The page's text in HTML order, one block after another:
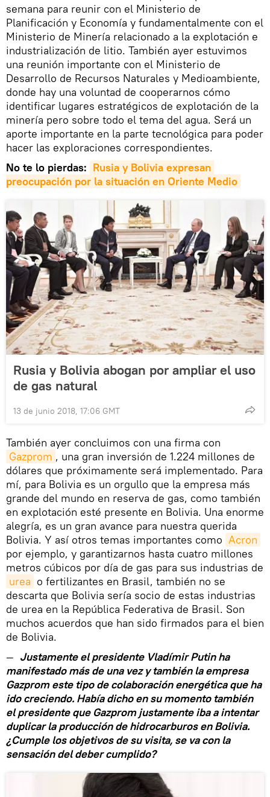
semana para reunir con el Ministerio de
Planificación y Economía y fundamentalmente con el
Ministerio de Minería relacionado a la explotación e
industrialización de litio. También ayer estuvimos
una reunión importante con el Ministerio de
Desarrollo de Recursos Naturales y Medioambiente,
donde hay una voluntad de cooperarnos cómo
identificar lugares estratégicos de explotación de la
minería pero sobre todo el tema del agua. Será un
aporte importante en la parte tecnológica para poder
hacer las exploraciones correspondientes.
No te lo pierdas: Rusia y Bolivia expresan
preocupación por la situación en Oriente Medio
Rusia y Bolivia abogan por ampliar el uso
de gas natural
13 de junio 2018, 17:06 GMT
También ayer concluimos con una firma con
Gazprom , una gran inversión de 1.224 millones de
dólares que próximamente será implementado. Para
mí, para Bolivia es un orgullo que la empresa más
grande del mundo en reserva de gas, como también
en explotación esté presente en Bolivia. Una enorme
alegría, es un gran avance para nuestra querida
Bolivia. Y así otros temas importantes como Acron
por ejemplo, y garantizarnos hasta cuatro millones
metros cúbicos por día de gas para sus industrias de
urea o fertilizantes en Brasil, también no se
descarta que Bolivia sería socio de estas industrias
de urea en la República Federativa de Brasil. Son
muchos acuerdos que han sido firmados para el bien
de Bolivia.
— Justamente el presidente Vladímir Putin ha
manifestado más de una vez y también la empresa
Gazprom este tipo de colaboración energética que ha
ido creciendo. Había dicho en su momento también
el presidente que Gazprom justamente iba a intentar
duplicar la producción de hidrocarburos en Bolivia.
¿Cumple los objetivos de su visita, se va con la
sensación del deber cumplido?